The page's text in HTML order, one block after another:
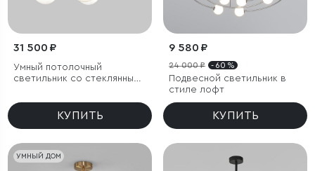
31 500 ₽
Умный потолочный
светильник со стеклянными
КУПИТЬ
9 580 ₽
24 000 ₽ - 60 %
Подвесной светильник в
стиле лофт
КУПИТЬ
УМНЫЙ ДОМ